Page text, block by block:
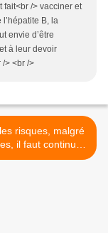
fait<br /> vacciner et
B, la
envie d’être
à leur devoir
/> <br />
risques, malgré
il faut continuer
toujours plus